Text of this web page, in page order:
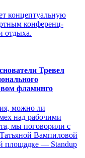
концептуальную
конференц-
отдыха.
Тревел
фламинго
можно ли
над рабочими
мы поговорили с
Вампиловой
площадке — Standup